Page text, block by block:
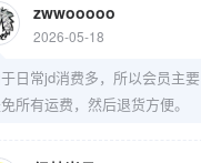
zwwooooo
2026-05-18
日常jd消费多，所以会员主要
所有运费，然后退货方便。